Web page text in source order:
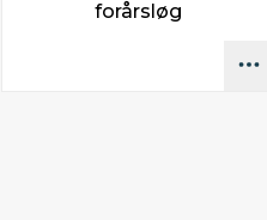
forårsløg